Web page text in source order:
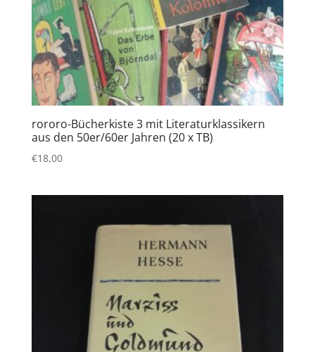
rororo-Bücherkiste 3 mit Literaturklassikern
aus den 50er/60er Jahren (20 x TB)
€18,00